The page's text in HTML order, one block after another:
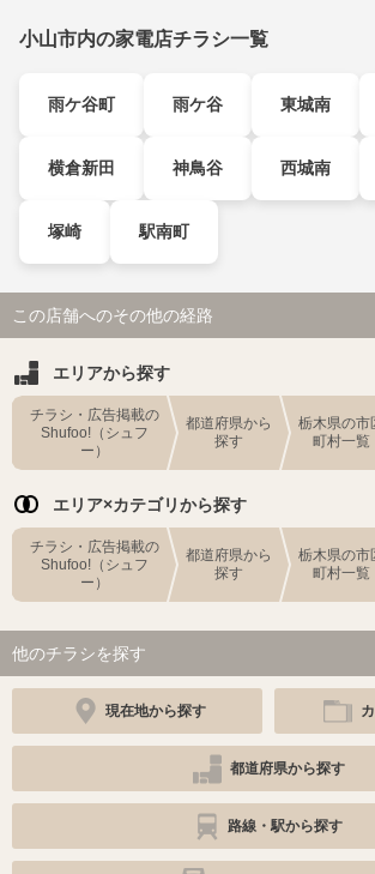
小山市内の家電店チラシ一覧
雨ケ谷町 雨ケ谷 東城南
横倉新田 神鳥谷 西城南
塚崎 駅南町
この店舗へのその他の経路
エリアから探す
チラシ・広告掲載の
Shufoo!（シュフ
ー）
都道府県から
探す
栃木県の市
町村一覧
エリア×カテゴリから探す
チラシ・広告掲載の
Shufoo!（シュフ
ー）
都道府県から
探す
栃木県の市
町村一覧
他のチラシを探す
現在地から探す
都道府県から探す
路線・駅から探す